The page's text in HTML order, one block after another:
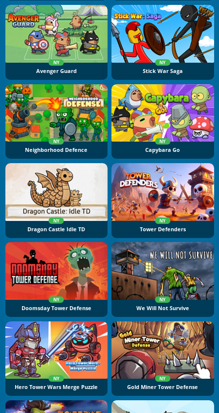
NY
Avenger Guard
NY
Stick War Saga
NY
Neighborhood Defence
NY
Capybara Go
NY
Dragon Castle Idle TD
NY
Tower Defenders
NY
Doomsday Tower Defense
NY
We Will Not Survive
NY
Hero Tower Wars Merge Puzzle
NY
Gold Miner Tower Defense